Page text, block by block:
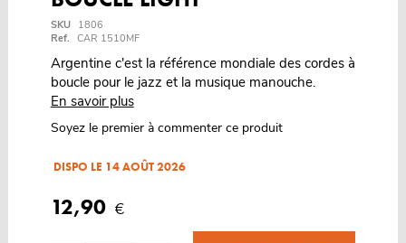
SKU
1806
Ref. CAR 1510MF
Argentine c'est la référence mondiale des cordes à
boucle pour le jazz et la musique manouche.
En savoir plus
Soyez le premier à commenter ce produit
DISPO LE 14 AOÛT 2026
12,90 €